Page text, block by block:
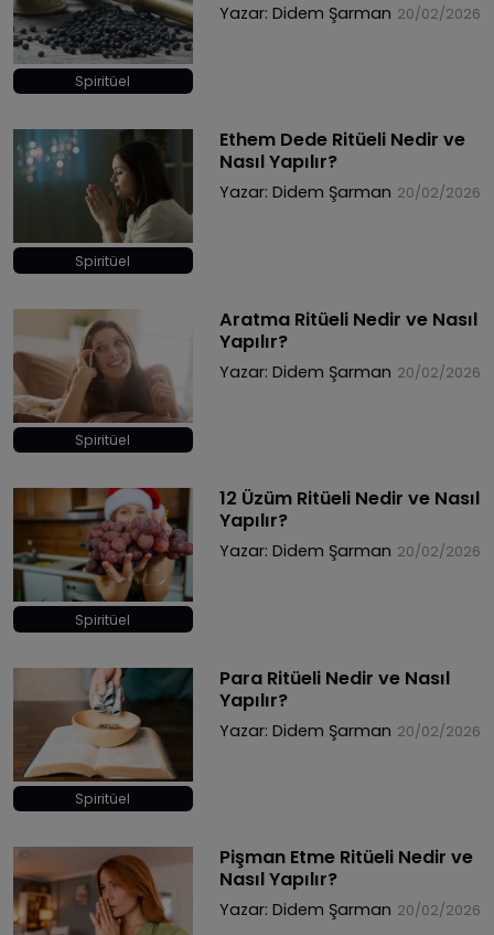
Spiritüel
Yazar: Didem Şarman 20/02/2026
Spiritüel
Ethem Dede Ritüeli Nedir ve
Nasıl Yapılır?
Yazar: Didem Şarman 20/02/2026
Spiritüel
Aratma Ritüeli Nedir ve Nasıl
Yapılır?
Yazar: Didem Şarman 20/02/2026
Spiritüel
12 Üzüm Ritüeli Nedir ve Nasıl
Yapılır?
Yazar: Didem Şarman 20/02/2026
Spiritüel
Para Ritüeli Nedir ve Nasıl
Yapılır?
Yazar: Didem Şarman 20/02/2026
Pişman Etme Ritüeli Nedir ve
Nasıl Yapılır?
Yazar: Didem Şarman 20/02/2026